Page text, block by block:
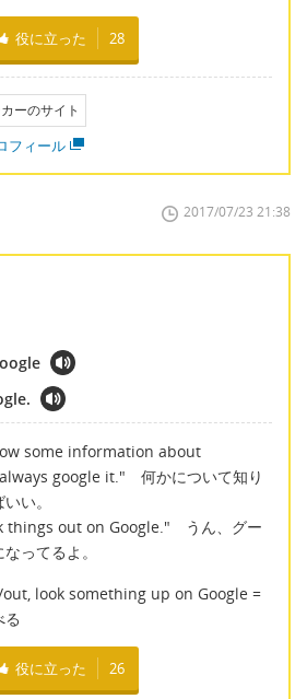
役に立った 28
ーのサイト
フィール
2017/07/23 21:38
some information about
google it." 何かについて知り
い。
things out on Google." うん、グー
ってるよ。
look something up on Google =
る
役に立った 26